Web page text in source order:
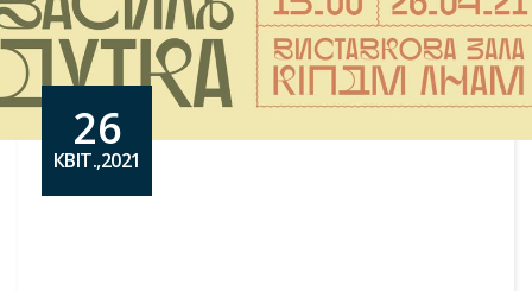
26
КВІТ.,2021